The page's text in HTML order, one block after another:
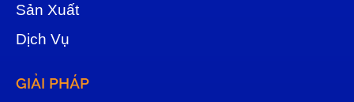
Sản Xuất
Dịch Vụ
GIẢI PHÁP